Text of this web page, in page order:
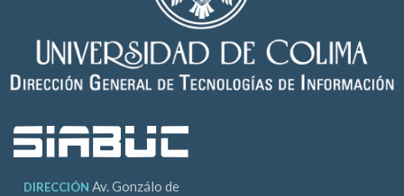
DIRECCIÓN Av. Gonzálo de